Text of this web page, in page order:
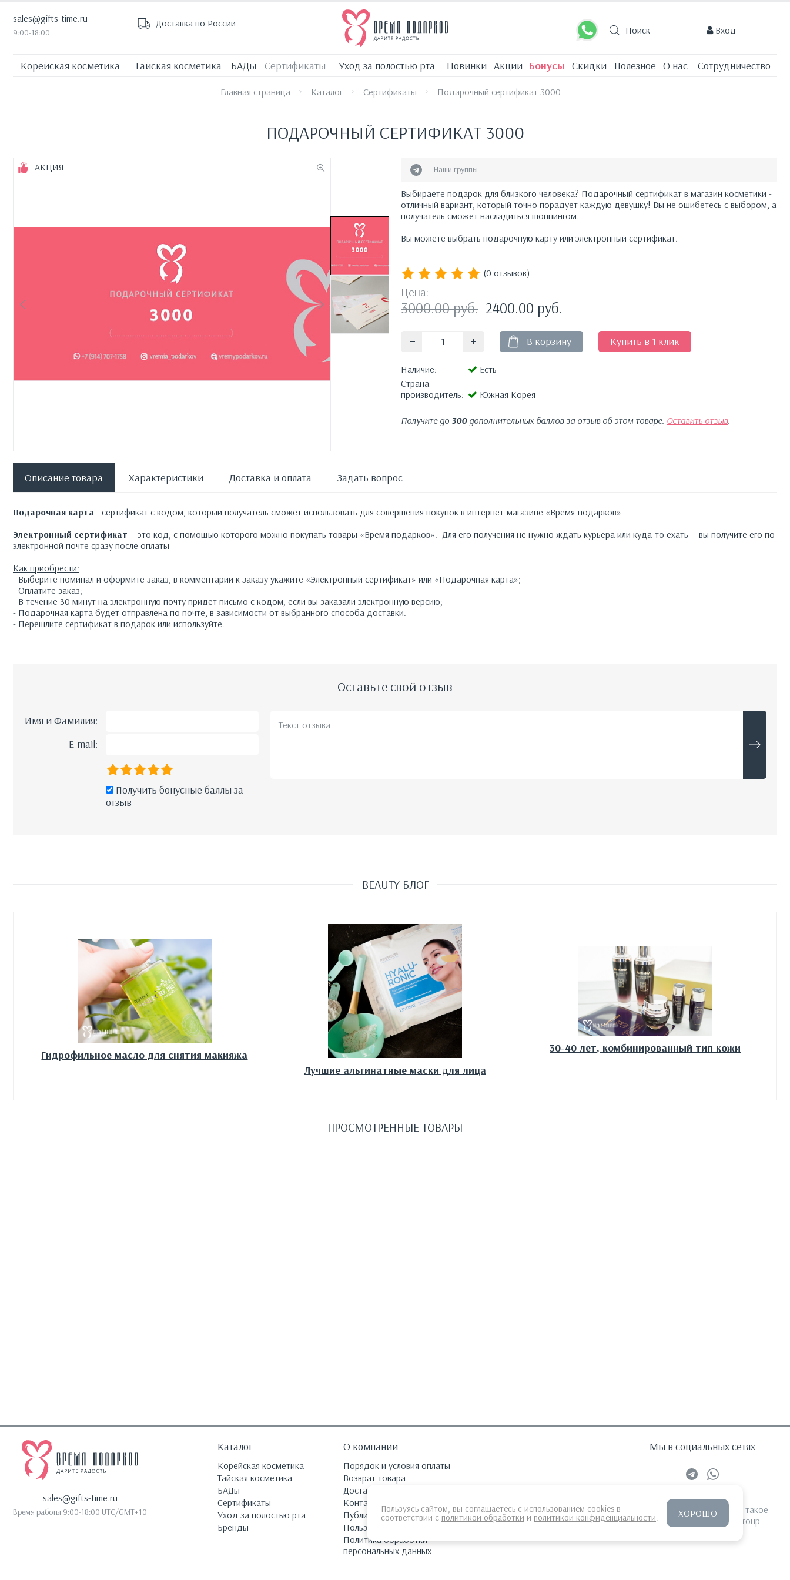
sales@gifts-time.ru
9:00-18:00
Доставка по России
Вход
Корейская косметика Тайская косметика БАДы Сертификаты Уход за полостью рта Новинки Акции Бонусы Скидки Полезное О нас Сотрудничество
Главная страница Каталог Сертификаты Подарочный сертификат 3000
ПОДАРОЧНЫЙ СЕРТИФИКАТ 3000
АКЦИЯ Наши группы
Выбираете подарок для близкого человека? Подарочный сертификат в магазин косметики -
отличный вариант, который точно порадует каждую девушку! Вы не ошибетесь с выбором, а
получатель сможет насладиться шоппингом.
Вы можете выбрать подарочную карту или электронный сертификат.
(0 отзывов)
Цена:
3000.00руб. 2400.00 руб.
В корзину Купить в 1 клик
Наличие:
Есть
Страна
производитель:
Южная Корея
Получите до 300дополнительных баллов за отзыв об этом товаре. Оставить отзыв.
Описание товара Характеристики Доставка и оплата Задать вопрос
Подарочная карта - сертификат с кодом, который получатель сможет использовать для совершения покупок в интернет-магазине «Время-подарков»
Электронный сертификат - это код, с помощью которого можно покупать товары «Время подарков». Для его получения не нужно ждать курьера или куда-то ехать — вы получите его по
электронной почте сразу после оплаты
Как приобрести:
- Выберите номинал и оформите заказ, в комментарии к заказу укажите «Электронный сертификат» или «Подарочная карта»;
- Оплатите заказ;
- В течение 30 минут на электронную почту придет письмо с кодом, если вы заказали электронную версию;
- Подарочная карта будет отправлена по почте, в зависимости от выбранного способа доставки.
- Перешлите сертификат в подарок или используйте.
Оставьте свой отзыв
Имя и Фамилия:
E-mail:
Получить бонусные баллы за
отзыв
BEAUTY БЛОГ
Гидрофильное масло для снятия макияжа
Лучшие альгинатные маски для лица
30-40 лет, комбинированный тип кожи
ПРОСМОТРЕННЫЕ ТОВАРЫ
sales@gifts-time.ru
Время работы 9:00-18:00 UTC/GMT+10
Каталог
Корейская косметика
Тайская косметика
БАДы
Сертификаты
Уход за полостью рта
Бренды
О компании
Порядок и условия оплаты
Возврат товара
Доставка и оплата
Контакты
Публичная оферта
Пользовательское соглашение
Политика обработки
персональных данных
Мы в социальных сетях
Все права защищены и все такое
Разработка сайта:
MITGroup
Пользуясь сайтом, вы соглашаетесь с использованием cookies в
соответствии с политикой обработки и политикой конфиденциальности. ХОРОШО